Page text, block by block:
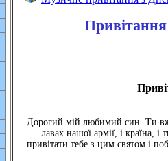
Дорогий мій любимий син. Ти
лавах нашої армії, і країна,
привітати тебе з цим святом і